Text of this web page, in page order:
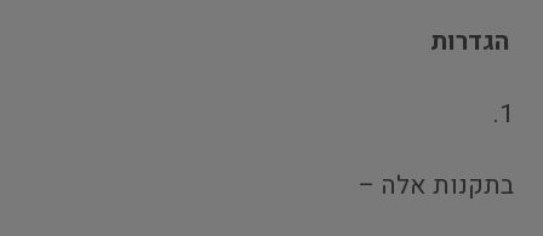
הגדרות
1.
בתקנות אלה –